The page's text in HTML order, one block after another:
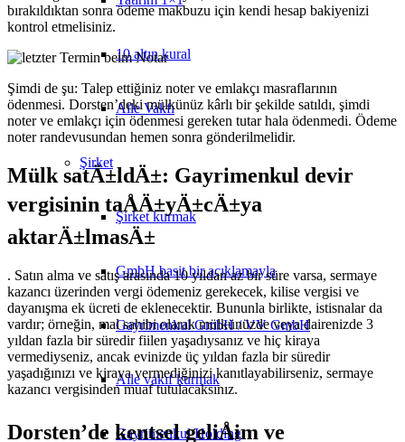
10 altın kural
Aile Vakfı
Şirket
Şirket kurmak
GmbH basit bir açıklamayla
Gayrimenkul GmbH / VV GmbH
Aile vakıf kurmak
Gayrimenkul Holding
bırakıldıktan sonra ödeme makbuzu için kendi hesap bakiyenizi
kontrol etmelisiniz.
Şimdi de şu: Talep ettiğiniz noter ve emlakçı masraflarının
ödenmesi. Dorsten’deki mülkünüz kârlı bir şekilde satıldı, şimdi
noter ve emlakçı için ödenmesi gereken tutar hala ödenmedi. Ödeme
noter randevusundan hemen sonra gönderilmelidir.
Mülk satÄ±ldÄ±: Gayrimenkul devir
vergisinin taÅÄ±yÄ±cÄ±ya
aktarÄ±lmasÄ±
. Satın alma ve satış arasında 10 yıldan az bir süre varsa, sermaye
kazancı üzerinden vergi ödemeniz gerekecek, kilise vergisi ve
dayanışma ek ücreti de eklenecektir. Bununla birlikte, istisnalar da
vardır; örneğin, mal sahibi olarak mülkünüzde veya dairenizde 3
yıldan fazla bir süredir fiilen yaşadıysanız ve hiç kiraya
vermediyseniz, ancak evinizde üç yıldan fazla bir süredir
yaşadığınızı ve kiraya vermediğinizi kanıtlayabilirseniz, sermaye
kazancı vergisinden muaf tutulacaksınız.
Dorsten’de kentsel geliÅim ve